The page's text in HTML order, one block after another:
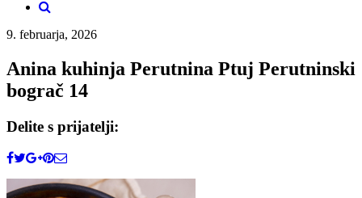
9. februarja, 2026
Anina kuhinja Perutnina Ptuj Perutninski
bograč 14
Delite s prijatelji: